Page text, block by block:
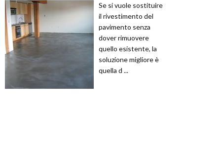
Se si vuole sostituire
il rivestimento del
pavimento senza
dover rimuovere
quello esistente, la
soluzione migliore è
quella d ...